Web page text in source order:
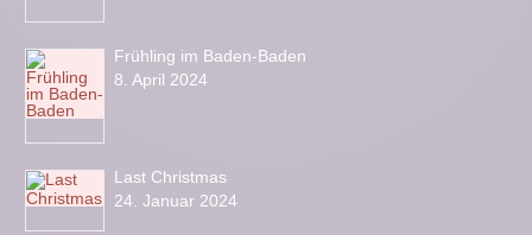
Frühling im Baden-Baden
8. April 2024
Last Christmas
24. Januar 2024